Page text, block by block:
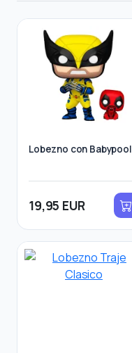
Lobezno con Babypool
19,95 EUR